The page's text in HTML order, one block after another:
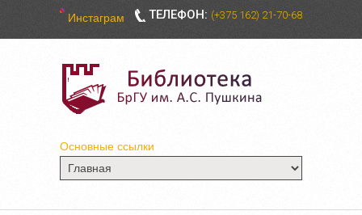
ТЕЛЕФОН: (+375 162) 21-70-68
Инстаграм
Основные ссылки